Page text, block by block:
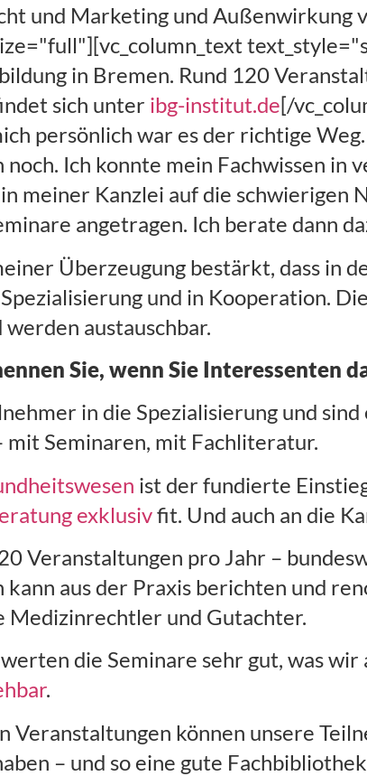
und Marketing und Außenwirkung
in Bremen. Rund 120
sich unter ibg-institut.de[/
persönlich war es der richtige
noch. Ich konnte mein Fachwissen
meiner Kanzlei auf die schwierigen
angetragen. Ich berate dann
Überzeugung bestärkt, dass in
und in Kooperation.
austauschbar.
Sie, wenn Sie Interessenten
in die Spezialisierung und
mit Seminaren, mit Fachliteratur.
ist der fundierte
exklusivfit. Und auch an die
Veranstaltungen pro Jahr –
kann aus der Praxis berichten und
Medizinrechtler und Gutachter.
die Seminare sehr gut, was
.
Veranstaltungen können unsere
– und so eine gute